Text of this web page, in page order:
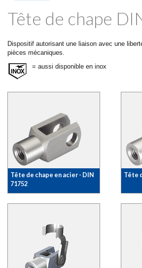
Tête de chape
Dispositif autorisant une liaison avec une
pièces mécaniques.
= aussi disponible en inox
Tête de chape en acier - DIN
71752
Tête